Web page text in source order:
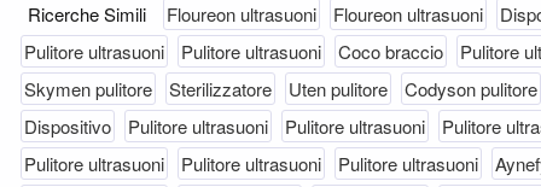
Ricerche Simili Floureon ultrasuoni Floureon ultrasuoni
Pulitore ultrasuoni
Pulitore ultrasuoni Coco braccio
Pulitore
Skymen pulitore
Sterilizzatore Uten pulitore
Codyson pulitore
Dispositivo
Pulitore ultrasuoni Pulitore ultrasuoni
Pulitore
Pulitore ultrasuoni
Pulitore ultrasuoni Pulitore ultrasuoni